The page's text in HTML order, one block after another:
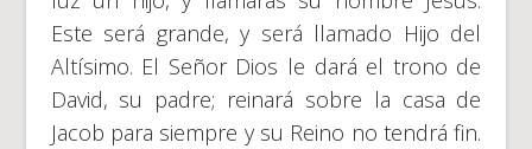
Este será grande, y será llamado Hijo del
Altísimo. El Señor Dios le dará el trono de
David, su padre; reinará sobre la casa de
Jacob para siempre y su Reino no tendrá fin.